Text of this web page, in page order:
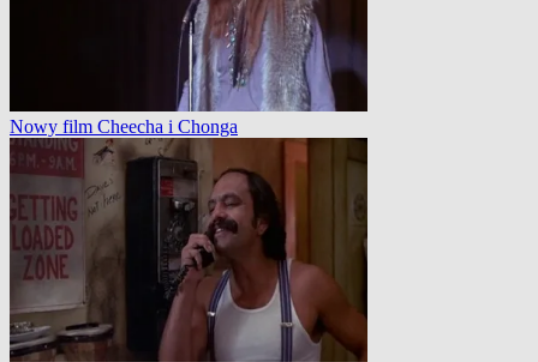
Nowy film Cheecha i Chonga